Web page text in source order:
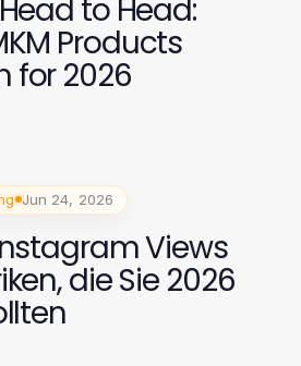
to Head:
Products
for 2026
Jun 24, 2026
Views
die Sie 2026